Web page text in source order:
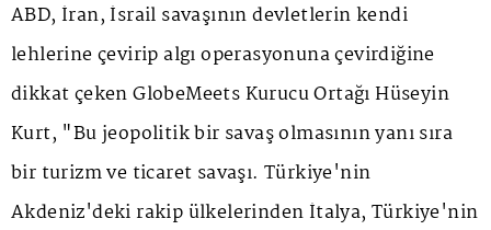
ABD, İran, İsrail savaşının devletlerin kendi
lehlerine çevirip algı operasyonuna çevirdiğine
dikkat çeken GlobeMeets Kurucu Ortağı Hüseyin
Kurt, "Bu jeopolitik bir savaş olmasının yanı sıra
bir turizm ve ticaret savaşı. Türkiye'nin
Akdeniz'deki rakip ülkelerinden İtalya, Türkiye'nin